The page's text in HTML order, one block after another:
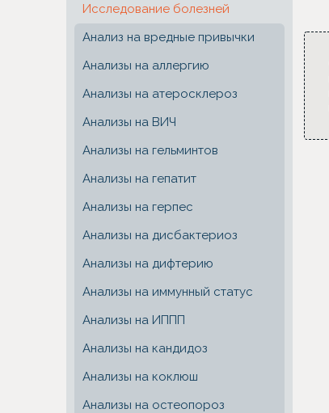
Исследование болезней
Анализ на вредные привычки
Анализы на аллергию
Анализы на атеросклероз
Анализы на ВИЧ
Анализы на гельминтов
Анализы на гепатит
Анализы на герпес
Анализы на дисбактериоз
Анализы на дифтерию
Анализы на иммунный статус
Анализы на ИППП
Анализы на кандидоз
Анализы на коклюш
Анализы на остеопороз